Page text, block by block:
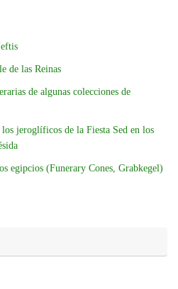
de las Reinas
de algunas colecciones de
jeroglíficos de la Fiesta Sed en los
egipcios (Funerary Cones, Grabkegel)